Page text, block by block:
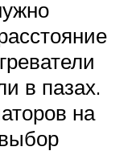
в пазах.
на